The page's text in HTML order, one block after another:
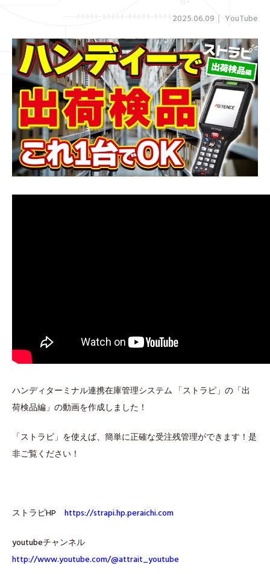
2025.06.09 ｜ YouTube
ハンディターミナル連携在庫管理システム 「ストラピ」の「出
荷検品編」の動画を作成しました！
「ストラピ」を使えば、簡単に正確な受注残管理ができます！是
非ご覧ください！
ストラピHP https://strapi.hp.peraichi.com
youtubeチャンネル
http://www.youtube.com/@attrait_youtube